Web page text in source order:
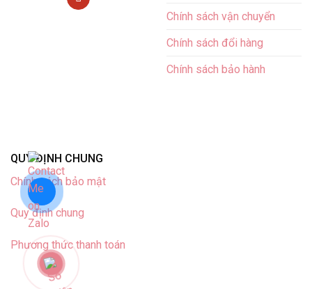
Chính sách vận chuyển
Chính sách đổi hàng
Chính sách bảo hành
QUY ĐỊNH CHUNG
Chính sách bảo mật
Quy định chung
Phương thức thanh toán